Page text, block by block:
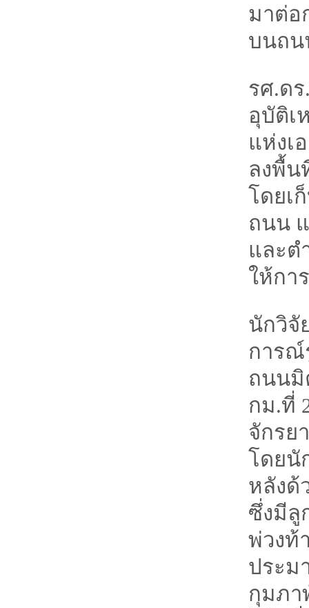
มาต่อ
บนถน
รศ.ด
อุบัติเ
แห่งเ
ลงพื้น
โดยเ
ถนน
และต
ให้กา
นักวิจั
การณ์
ถนนมิ
กม.ที่
จักรย
โดยนั
หลังด้
ซึ่งมีลู
พ่วงท้
ประม
กุมภา